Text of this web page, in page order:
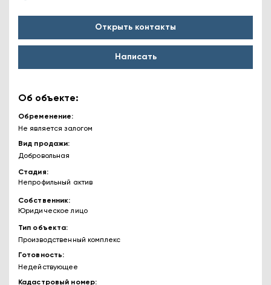
Открыть контакты
Написать
Об объекте:
Обременение
Не является залогом
Вид продажи
Добровольная
Стадия
Непрофильный актив
Собственник
Юридическое лицо
Тип объекта
Производственный комплекс
Готовность
Недействующее
Кадастровый номер